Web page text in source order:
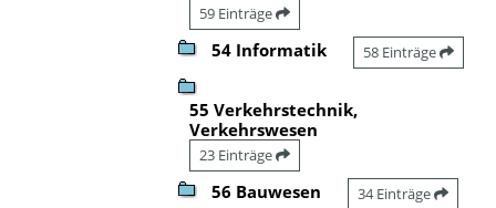
59 Einträge
54 Informatik 58 Einträge
55 Verkehrstechnik,
Verkehrswesen
23 Einträge
56 Bauwesen 34 Einträge